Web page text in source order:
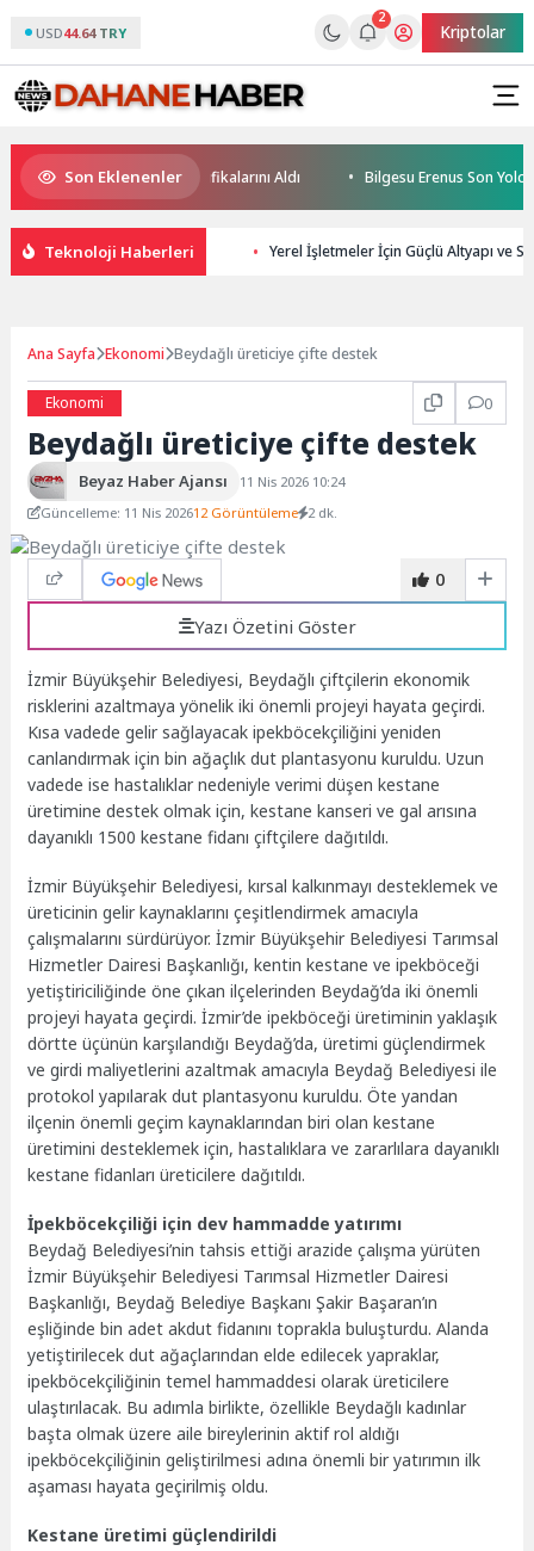
USD44.64 TRY
2
Kriptolar
Son Eklenenler
Yüzücüleri Sertifikalarını Aldı Bilgesu Erenus Son
Teknoloji Haberleri Yerel İşletmeler İçin Güçlü Altyapı ve
Ana Sayfa Ekonomi Beydağlı üreticiye çifte destek
Ekonomi 0
Beydağlı üreticiye çifte destek
Beyaz Haber Ajansı
11 Nis 2026 10:24
Güncelleme: 11 Nis 202612 Görüntüleme 2 dk.
0
Yazı Özetini Göster
İzmir Büyükşehir Belediyesi, Beydağlı çiftçilerin ekonomik
risklerini azaltmaya yönelik iki önemli projeyi hayata geçirdi.
Kısa vadede gelir sağlayacak ipekböcekçiliğini yeniden
canlandırmak için bin ağaçlık dut plantasyonu kuruldu. Uzun
vadede ise hastalıklar nedeniyle verimi düşen kestane
üretimine destek olmak için, kestane kanseri ve gal arısına
dayanıklı 1500 kestane fidanı çiftçilere dağıtıldı.
İzmir Büyükşehir Belediyesi, kırsal kalkınmayı desteklemek ve
üreticinin gelir kaynaklarını çeşitlendirmek amacıyla
çalışmalarını sürdürüyor. İzmir Büyükşehir Belediyesi Tarımsal
Hizmetler Dairesi Başkanlığı, kentin kestane ve ipekböceği
yetiştiriciliğinde öne çıkan ilçelerinden Beydağ’da iki önemli
projeyi hayata geçirdi. İzmir’de ipekböceği üretiminin yaklaşık
dörtte üçünün karşılandığı Beydağ’da, üretimi güçlendirmek
ve girdi maliyetlerini azaltmak amacıyla Beydağ Belediyesi ile
protokol yapılarak dut plantasyonu kuruldu. Öte yandan
ilçenin önemli geçim kaynaklarından biri olan kestane
üretimini desteklemek için, hastalıklara ve zararlılara dayanıklı
kestane fidanları üreticilere dağıtıldı.
İpekböcekçiliği için dev hammadde yatırımı
Beydağ Belediyesi’nin tahsis ettiği arazide çalışma yürüten
İzmir Büyükşehir Belediyesi Tarımsal Hizmetler Dairesi
Başkanlığı, Beydağ Belediye Başkanı Şakir Başaran’ın
eşliğinde bin adet akdut fidanını toprakla buluşturdu. Alanda
yetiştirilecek dut ağaçlarından elde edilecek yapraklar,
ipekböcekçiliğinin temel hammaddesi olarak üreticilere
ulaştırılacak. Bu adımla birlikte, özellikle Beydağlı kadınlar
başta olmak üzere aile bireylerinin aktif rol aldığı
ipekböcekçiliğinin geliştirilmesi adına önemli bir yatırımın ilk
aşaması hayata geçirilmiş oldu.
Kestane üretimi güçlendirildi